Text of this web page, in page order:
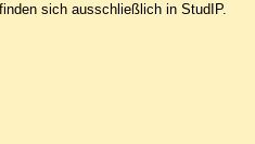
sich ausschließlich in StudIP.